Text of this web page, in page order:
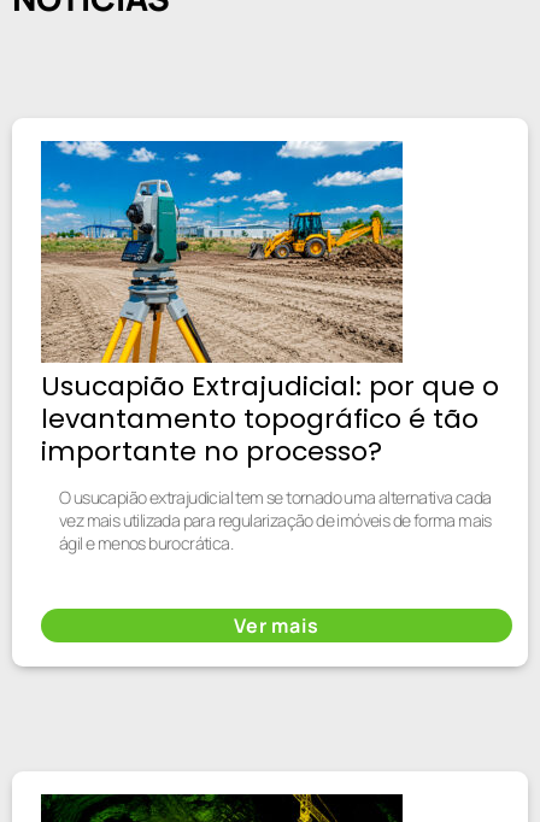
Usucapião Extrajudicial: por que o
levantamento topográfico é tão
importante no processo?
O usucapião extrajudicial tem se tornado uma alternativa cada
vez mais utilizada para regularização de imóveis de forma mais
ágil e menos burocrática.
Ver mais